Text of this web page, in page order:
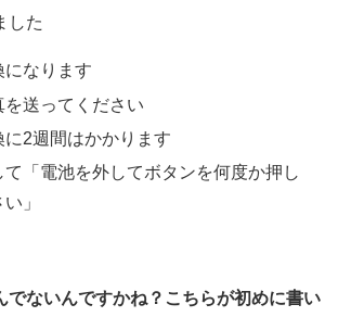
した
になります
を送ってください
2週間はかかります
て「電池を外してボタンを何度か押し
」
でないんですかね？こちらが初めに書い